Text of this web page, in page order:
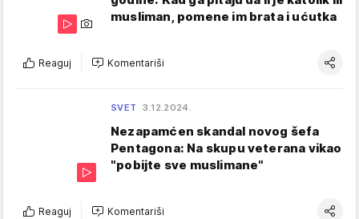
musliman, pomene im brata i ućutka
Reaguj Komentariši
SVET 3.12.2024.
Nezapamćen skandal novog šefa
Pentagona: Na skupu veterana vikao
"pobijte sve muslimane"
Reaguj Komentariši